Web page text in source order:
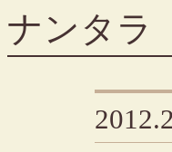
ナンタラ